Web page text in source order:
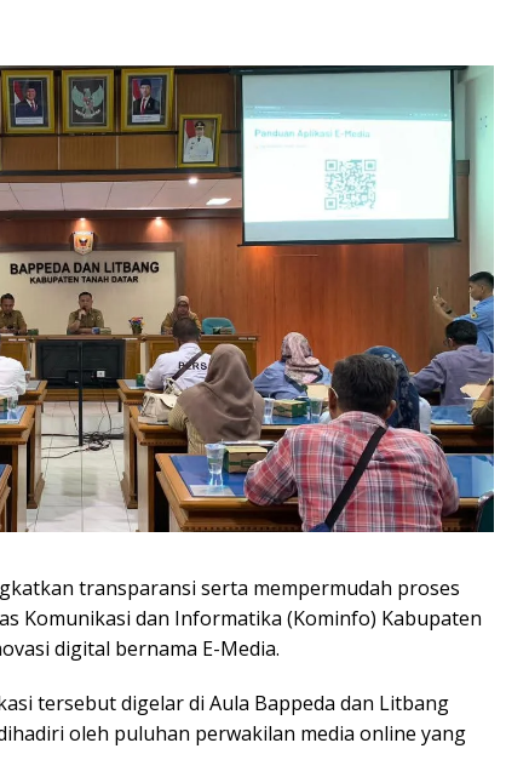
transparansi serta mempermudah proses
Komunikasi dan Informatika (Kominfo) Kabupaten
digital bernama E-Media.
tersebut digelar di Aula Bappeda dan Litbang
oleh puluhan perwakilan media online yang